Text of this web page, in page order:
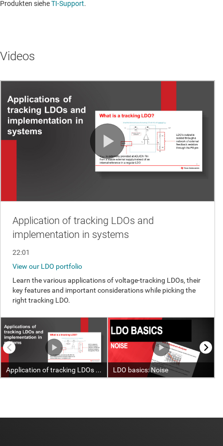
Produkten sieheTI-Support. ​​​​​​​​​​​​​​
Videos